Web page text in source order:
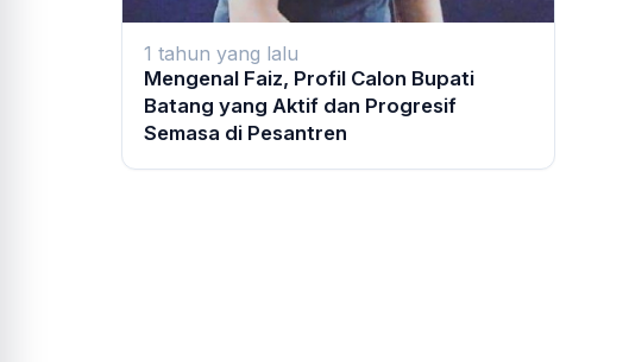
1 tahun yang lalu
Mengenal Faiz, Profil Calon Bupati
Batang yang Aktif dan Progresif
Semasa di Pesantren